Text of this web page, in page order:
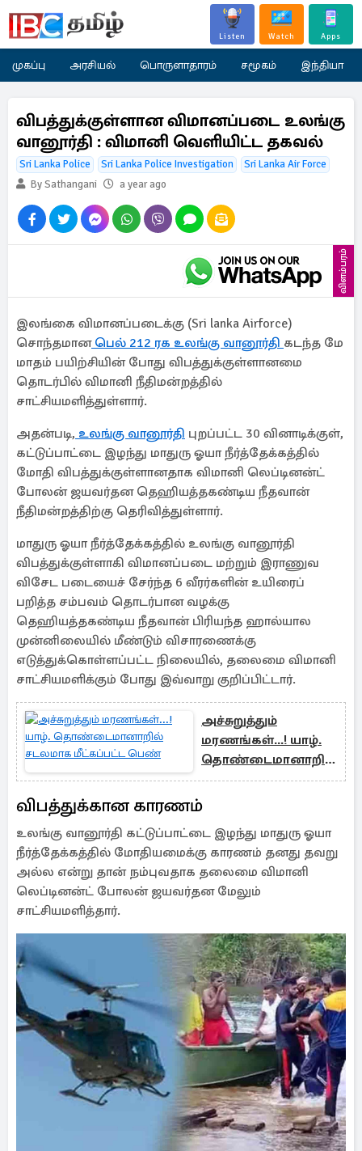
Listen Watch Apps
முகப்பு அரசியல் பொருளாதாரம் சமூகம் இந்தியா
விபத்துக்குள்ளான விமானப்படை உலங்கு
வானூர்தி : விமானி வெளியிட்ட தகவல்
Sri Lanka Police Sri Lanka Police Investigation
Sri Lanka Air Force
By Sathangani
a year ago
விளம்பரம்
இலங்கை விமானப்படைக்கு (Sri lanka Airforce)
சொந்தமானபெல் 212 ரக உலங்கு வானூர்தி கடந்த மே
மாதம் பயிற்சியின் போது விபத்துக்குள்ளானமை
தொடர்பில் விமானி நீதிமன்றத்தில்
சாட்சியமளித்துள்ளார்.
அதன்படி, உலங்கு வானூர்தி புறப்பட்ட 30 வினாடிக்குள்,
கட்டுப்பாட்டை இழந்து மாதுரு ஓயா நீர்த்தேக்கத்தில்
மோதி விபத்துக்குள்ளானதாக விமானி லெப்டினன்ட்
போலன் ஜயவர்தன தெஹியத்தகண்டிய நீதவான்
நீதிமன்றத்திற்கு தெரிவித்துள்ளார்.
மாதுரு ஓயா நீர்த்தேக்கத்தில் உலங்கு வானூர்தி
விபத்துக்குள்ளாகி விமானப்படை மற்றும் இராணுவ
விசேட படையைச் சேர்ந்த 6 வீரர்களின் உயிரைப்
பறித்த சம்பவம் தொடர்பான வழக்கு
தெஹியத்தகண்டிய நீதவான் பிரியந்த ஹால்யால
முன்னிலையில் மீண்டும் விசாரணைக்கு
எடுத்துக்கொள்ளப்பட்ட நிலையில், தலைமை விமானி
சாட்சியமளிக்கும் போது இவ்வாறு குறிப்பிட்டார்.
அச்சுறுத்தும்
மரணங்கள்...! யாழ்.
தொண்டைமானாறில்
சடலமாக மீட்கப்பட்ட
விபத்துக்கான காரணம்
உலங்கு வானூர்தி கட்டுப்பாட்டை இழந்து மாதுரு ஓயா
நீர்த்தேக்கத்தில் மோதியமைக்கு காரணம் தனது தவறு
அல்ல என்று தான் நம்புவதாக தலைமை விமானி
லெப்டினன்ட் போலன் ஜயவர்தன மேலும்
சாட்சியமளித்தார்.